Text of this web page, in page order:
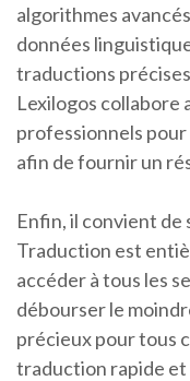
algorithmes
données
traductions
Lexilogos collabore
professionnels pour
afin de fournir un
Enfin, il convient de
Traduction est
accéder à tous les
débourser le
précieux pour tous
traduction rapide et